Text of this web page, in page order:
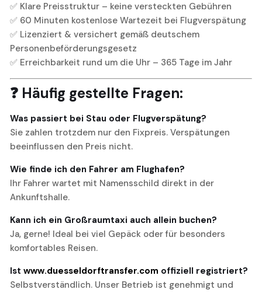
✅ Klare Preisstruktur – keine versteckten Gebühren
✅ 60 Minuten kostenlose Wartezeit bei Flugverspätung
✅ Lizenziert & versichert gemäß deutschem
Personenbeförderungsgesetz
✅ Erreichbarkeit rund um die Uhr – 365 Tage im Jahr
❓ Häufig gestellte Fragen:
Was passiert bei Stau oder Flugverspätung?
Sie zahlen trotzdem nur den Fixpreis. Verspätungen
beeinflussen den Preis nicht.
Wie finde ich den Fahrer am Flughafen?
Ihr Fahrer wartet mit Namensschild direkt in der
Ankunftshalle.
Kann ich ein Großraumtaxi auch allein buchen?
Ja, gerne! Ideal bei viel Gepäck oder für besonders
komfortables Reisen.
Ist www.duesseldorftransfer.com offiziell registriert?
Selbstverständlich. Unser Betrieb ist genehmigt und